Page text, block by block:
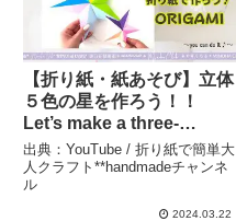
【折り紙・紙あそび】立体
５色の星を作ろう！！
Let’s make a three-
dimensional five-color
star with origami – 折り紙
で簡単大人クラフト
**handmadeチャンネル
出典：YouTube / 折り紙で簡単大
人クラフト**handmadeチャンネ
ル
2024.03.22